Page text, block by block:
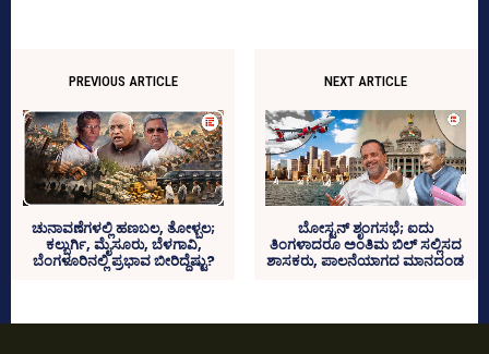
PREVIOUS ARTICLE
ಚುನಾವಣೆಗಳಲ್ಲಿ ಹಣಬಲ, ತೋಳ್ಬಲ;
ಕಲ್ಬುರ್ಗಿ, ಮೈಸೂರು, ಬೆಳಗಾವಿ,
ಬೆಂಗಳೂರಿನಲ್ಲಿ ಪ್ರಭಾವ ಬೀರಿದ್ದೆಷ್ಟು?
NEXT ARTICLE
ಬೋಸ್ಟನ್‌ ಶೃಂಗಸಭೆ; ಐದು
ತಿಂಗಳಾದರೂ ಅಂತಿಮ ಬಿಲ್‌ ಸಲ್ಲಿಸದ
ಶಾಸಕರು, ಪಾಲನೆಯಾಗದ ಮಾನದಂಡ